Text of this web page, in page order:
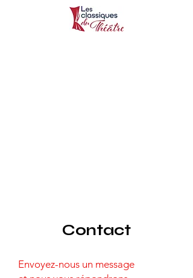
Contact
Envoyez-nous un message